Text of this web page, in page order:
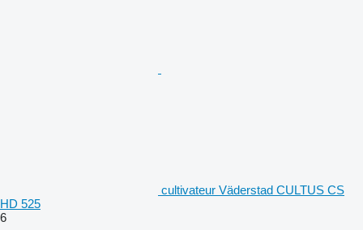
cultivateur Väderstad CULTUS CS
HD 525
6